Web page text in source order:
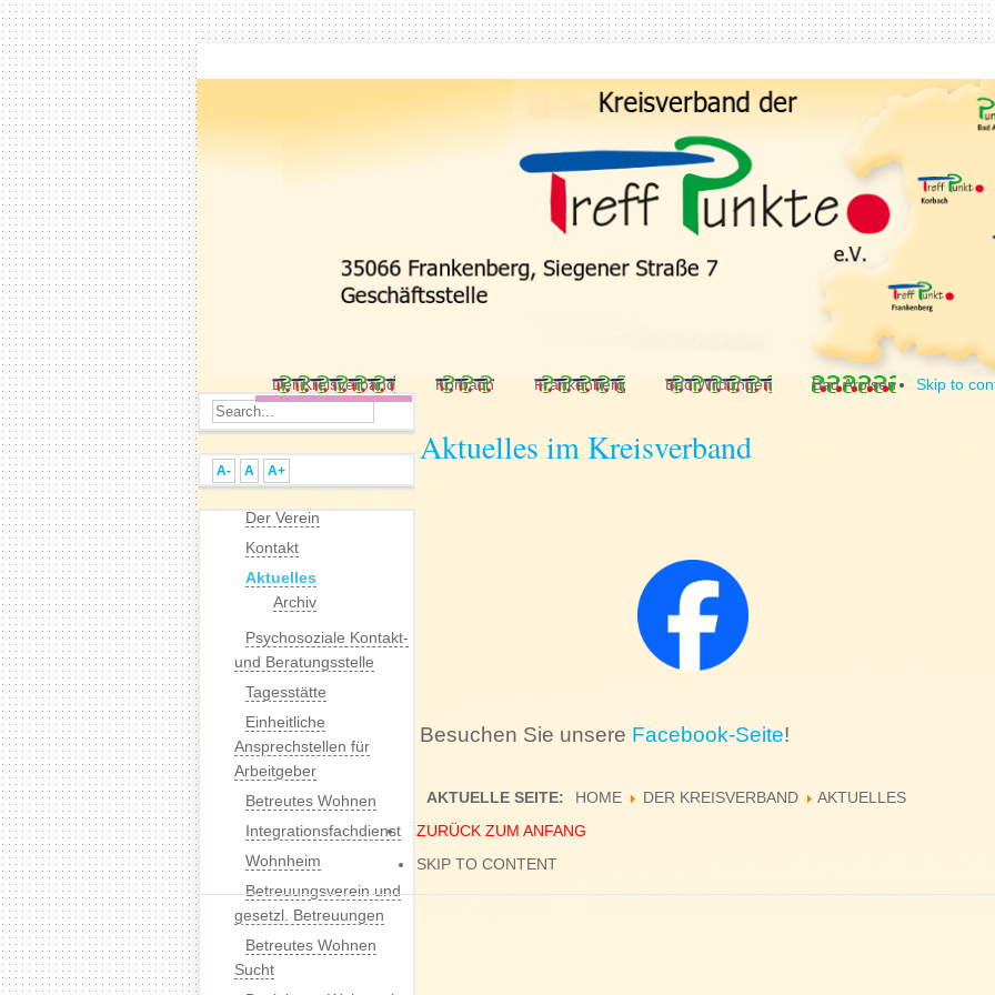
Der Kreisverband Korbach Frankenberg Bad Wildungen Bad Arolsen Skip to
Aktuelles im Kreisverband
Besuchen Sie unsere Facebook-Seite!
A- A A+
Der Verein
Kontakt
Aktuelles
Archiv
Psychosoziale Kontakt-
und Beratungsstelle
Tagesstätte
Einheitliche
Ansprechstellen für
Arbeitgeber
Betreutes Wohnen
Integrationsfachdienst
Wohnheim
Betreuungsverein und
gesetzl. Betreuungen
Betreutes Wohnen
Sucht
AKTUELLE SEITE: HOME DER KREISVERBAND
AKTUELLES
ZURÜCK ZUM ANFANG
SKIP TO CONTENT